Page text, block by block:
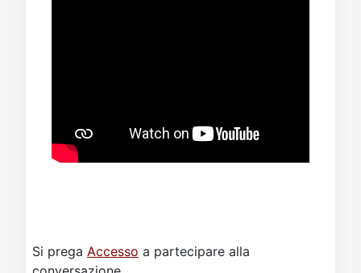
Si prega Accesso a partecipare alla